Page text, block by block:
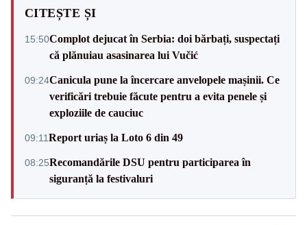
CITEȘTE ȘI
15:50Complot dejucat în Serbia: doi bărbați, suspectați
că plănuiau asasinarea lui Vučić
09:24Canicula pune la încercare anvelopele mașinii. Ce
verificări trebuie făcute pentru a evita penele și
exploziile de cauciuc
09:11Report uriaș la Loto 6 din 49
08:25Recomandările DSU pentru participarea în
siguranță la festivaluri